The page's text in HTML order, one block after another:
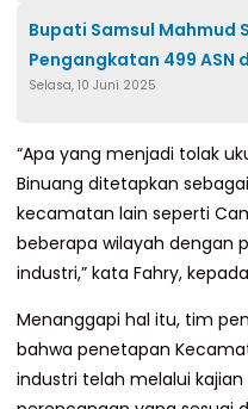
Bupati Samsul Mahmud
Pengangkatan 499 ASN
Pemkab Polman
Selasa, 10 Juni 2025
“Apa yang menjadi tolak
Binuang ditetapkan
kecamatan lain seperti
beberapa wilayah dengan
industri,” kata Fahry,
Menanggapi hal itu, tim
bahwa penetapan
industri telah melalui